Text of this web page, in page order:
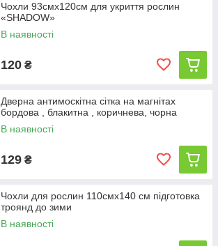
Чохли 93смх120см для укриття рослин
«SHADOW»
В наявності
120 ₴
Дверна антимоскітна сітка на магнітах
бордова , блакитна , коричнева, чорна
В наявності
129 ₴
Чохли для рослин 110смх140 см підготовка
троянд до зими
В наявності